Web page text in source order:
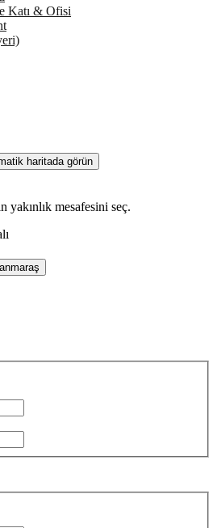
Katı & Ofisi
haritada görün
yakınlık mesafesini seç.